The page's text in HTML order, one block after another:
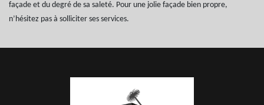
façade et du degré de sa saleté. Pour une jolie façade bien propre,
n’hésitez pas à solliciter ses services.